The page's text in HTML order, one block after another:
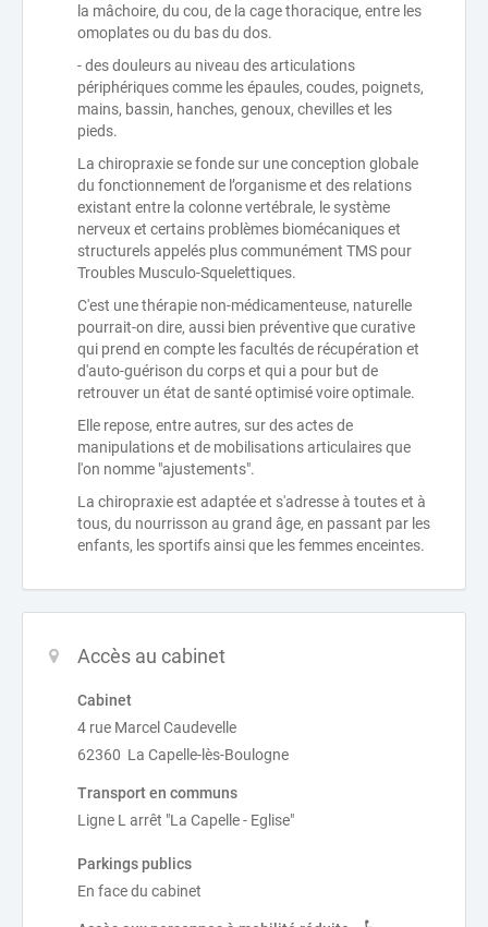
la mâchoire, du cou, de la cage thoracique, entre les
omoplates ou du bas du dos.
- des douleurs au niveau des articulations
périphériques comme les épaules, coudes, poignets,
mains, bassin, hanches, genoux, chevilles et les
pieds.
La chiropraxie se fonde sur une conception globale
du fonctionnement de l’organisme et des relations
existant entre la colonne vertébrale, le système
nerveux et certains problèmes biomécaniques et
structurels appelés plus communément TMS pour
Troubles Musculo-Squelettiques.
C'est une thérapie non-médicamenteuse, naturelle
pourrait-on dire, aussi bien préventive que curative
qui prend en compte les facultés de récupération et
d'auto-guérison du corps et qui a pour but de
retrouver un état de santé optimisé voire optimale.
Elle repose, entre autres, sur des actes de
manipulations et de mobilisations articulaires que
l'on nomme "ajustements".
La chiropraxie est adaptée et s'adresse à toutes et à
tous, du nourrisson au grand âge, en passant par les
enfants, les sportifs ainsi que les femmes enceintes.
Accès au cabinet
Cabinet
4 rue Marcel Caudevelle
62360 La Capelle-lès-Boulogne
Transport en communs
Ligne L arrêt "La Capelle - Eglise"
Parkings publics
En face du cabinet